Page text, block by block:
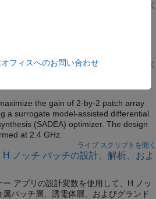
ライブ スクリプトを開く
ライブ スクリプトを開く
the gain of 2-by-2 patch array
a surrogate model-assisted differential
(SADEA) optimizer. The design
at 2.4 GHz.
ライブ スクリプトを開く
ノッチ パッチの設計、解析、およ
ー アプリの設計変数を使用して、H ノッ
パッチ層、誘電体層、およびグランド
フィスへのお問い合わせ